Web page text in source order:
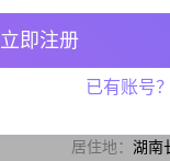
居住地： 湖南
立即注册
已有账号